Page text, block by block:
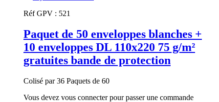
Réf GPV : 521
Paquet de 50 enveloppes blanches +
10 enveloppes DL 110x220 75 g/m²
gratuites bande de protection
Colisé par 36 Paquets de 60
Vous devez vous connecter pour passer une commande